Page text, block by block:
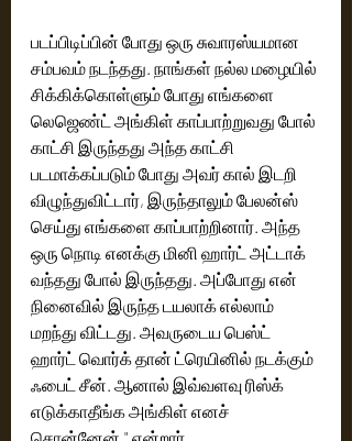
படப்பிடிப்பின் போது ஒரு சுவாரஸ்யமான
சம்பவம் நடந்தது. நாங்கள் நல்ல மழையில்
சிக்கிக்கொள்ளும் போது எங்களை
லெஜெண்ட் அங்கிள் காப்பாற்றுவது போல்
காட்சி இருந்தது அந்த காட்சி
படமாக்கப்படும் போது அவர் கால் இடறி
விழுந்துவிட்டார், இருந்தாலும் பேலன்ஸ்
செய்து எங்களை காப்பாற்றினார். அந்த
ஒரு நொடி எனக்கு மினி ஹார்ட் அட்டாக்
வந்தது போல் இருந்தது. அப்போது என்
நினைவில் இருந்த டயலாக் எல்லாம்
மறந்து விட்டது. அவருடைய பெஸ்ட்
ஹார்ட் வொர்க் தான் ட்ரெயினில் நடக்கும்
ஃபைட் சீன். ஆனால் இவ்வளவு ரிஸ்க்
எடுக்காதீங்க அங்கிள் எனச்
சொன்னேன்," என்றார்.